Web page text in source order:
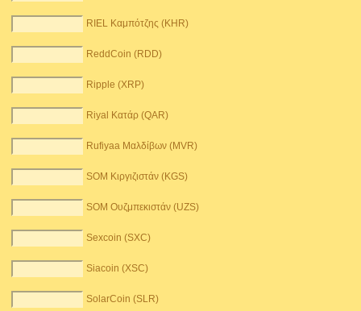
RIEL Καμπότζης (KHR)
ReddCoin (RDD)
Ripple (XRP)
Riyal Κατάρ (QAR)
Rufiyaa Μαλδίβων (MVR)
SOM Κιργιζιστάν (KGS)
SOM Ουζμπεκιστάν (UZS)
Sexcoin (SXC)
Siacoin (XSC)
SolarCoin (SLR)